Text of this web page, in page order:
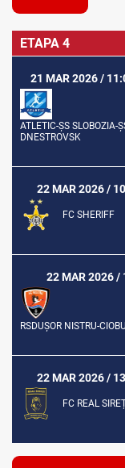
ETAPA 4
21 MAR 2026 /
ATLETIC-ȘS SLOBOZIA-
DNESTROVSK
22 MAR 2026 /
FC SHERIFF
22 MAR 2026 /
RSDUȘOR NISTRU-
22 MAR 2026 /
FC REAL